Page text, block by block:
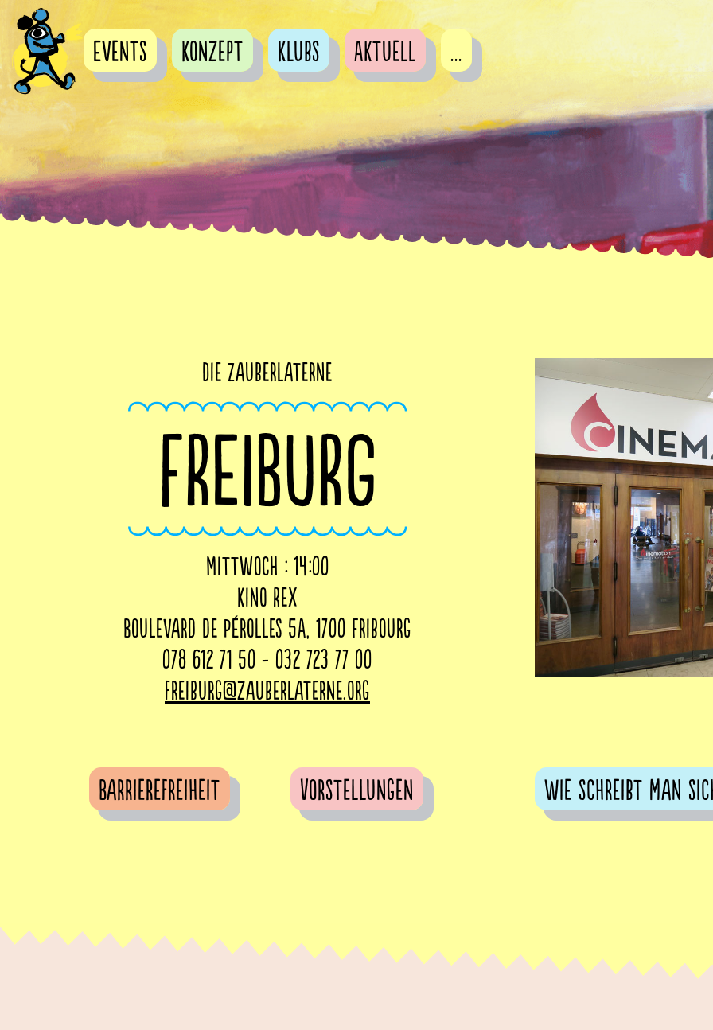
Events Konzept Klubs Aktuell ...
Die Zauberlaterne
FREIBURG
Mittwoch : 14:00
Kino Rex
Boulevard de Pérolles 5A, 1700 Fribourg
078 612 71 50 - 032 723 77 00
freiburg@zauberlaterne.org
Barrierefreiheit Vorstellungen Wie schreibt man